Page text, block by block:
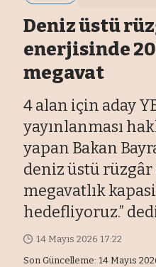
Deniz üstü
enerjisinde
megavat
4 alan için aday
yayınlanması
yapan Bakan
deniz üstü
megavatlık
hedefliyoruz.”
Son Güncelleme: 14 Mayıs
14 Mayıs 2026 17:22